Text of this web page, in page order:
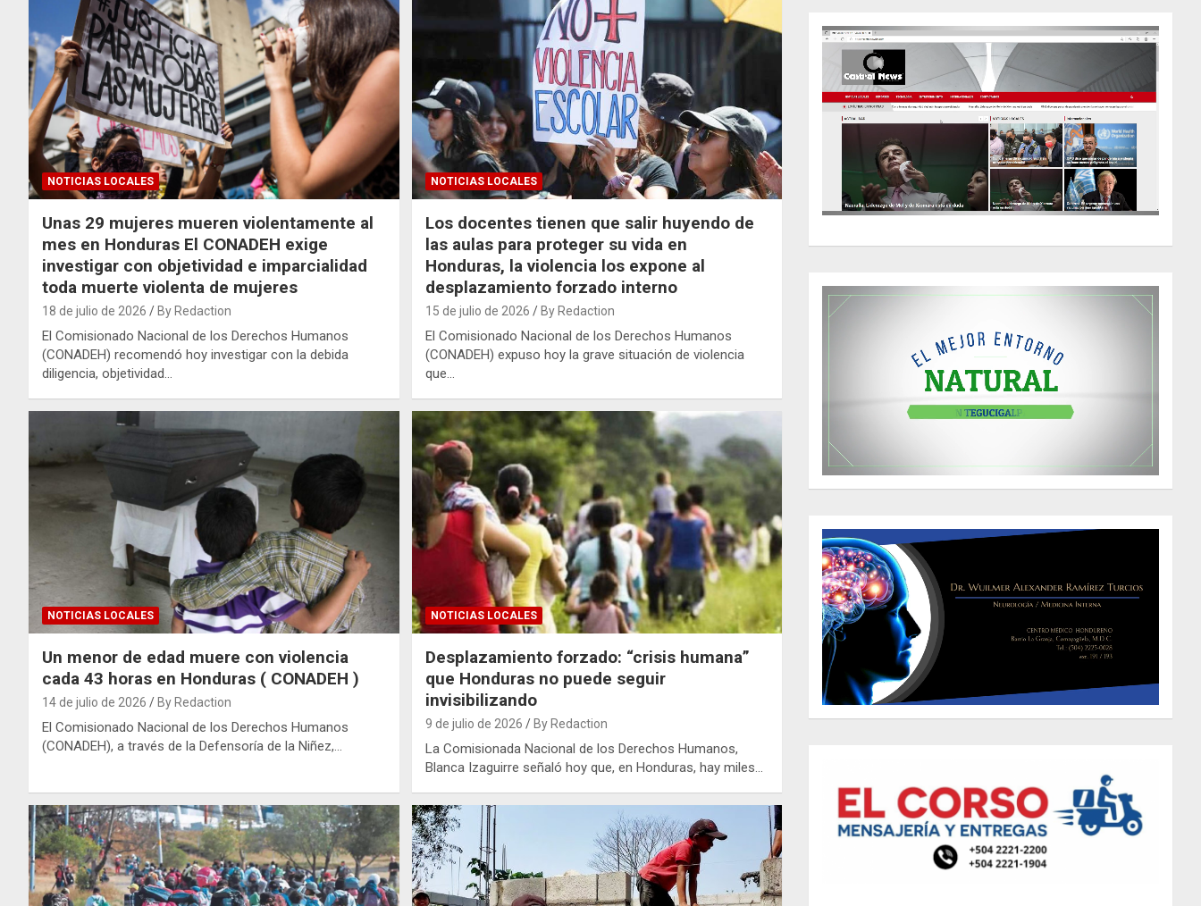
NOTICIAS LOCALES
Unas 29 mujeres mueren violentamente al
mes en Honduras El CONADEH exige
investigar con objetividad e imparcialidad
toda muerte violenta de mujeres
18 de julio de 2026 By Redaction
El Comisionado Nacional de los Derechos Humanos
(CONADEH) recomendó hoy investigar con la debida
diligencia, objetividad…
NOTICIAS LOCALES
Los docentes tienen que salir huyendo de
las aulas para proteger su vida en
Honduras, la violencia los expone al
desplazamiento forzado interno
15 de julio de 2026 By Redaction
El Comisionado Nacional de los Derechos Humanos
(CONADEH) expuso hoy la grave situación de violencia
que…
NOTICIAS LOCALES
Un menor de edad muere con violencia
cada 43 horas en Honduras ( CONADEH )
14 de julio de 2026 By Redaction
El Comisionado Nacional de los Derechos Humanos
(CONADEH), a través de la Defensoría de la Niñez,…
NOTICIAS LOCALES
Desplazamiento forzado: “crisis humana”
que Honduras no puede seguir
invisibilizando
9 de julio de 2026 By Redaction
La Comisionada Nacional de los Derechos Humanos,
Blanca Izaguirre señaló hoy que, en Honduras, hay miles…